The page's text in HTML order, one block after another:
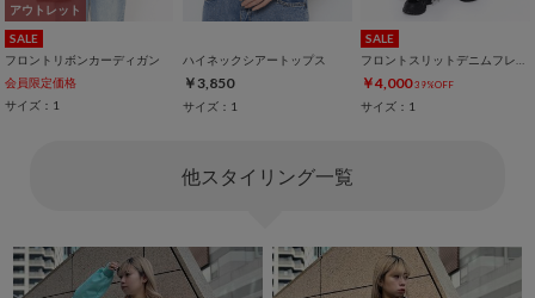
アウトレット
SALE
フロントリボンカーディガン
会員限定価格
サイズ：1
ハイネックシアートップス
￥3,850
サイズ：1
SALE
￥4,000 39%OFF
サイズ：1
他スタイリング一覧